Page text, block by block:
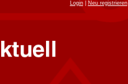
Login| Neu registrieren